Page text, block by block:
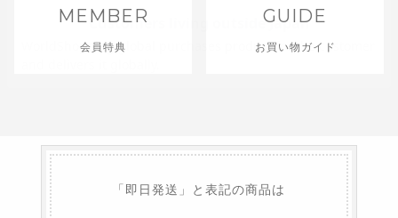
MEMBER
会員特典
GUIDE
お買い物ガイド
「即日発送」と表記の商品は